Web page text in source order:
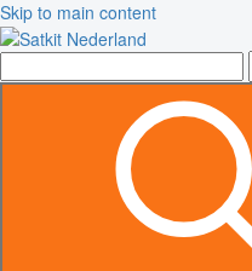
Skip to main content